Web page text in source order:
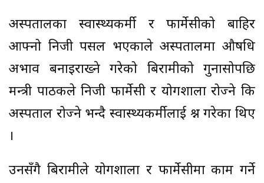
अस्पतालका स्वास्थ्यकर्मी र फार्मेसीको बाहिर
आफ्नो निजी पसल भएकाले अस्पतालमा औषधि
अभाव बनाइराख्ने गरेको बिरामीको गुनासोपछि
मन्त्री पाठकले निजी फार्मेसी र प्रयोगशाला रोज्ने कि
अस्पताल रोज्ने भन्दै स्वास्थ्यकर्मीलाई प्रश्न गरेका थिए
।
उनसँगै बिरामीले प्रयोगशाला र फार्मेसीमा काम गर्ने